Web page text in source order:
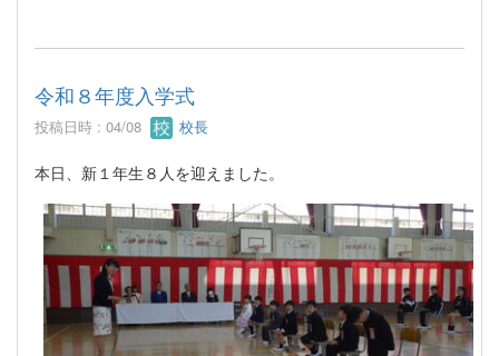
令和８年度入学式
投稿日時 : 04/08 校長
本日、新１年生８人を迎えました。